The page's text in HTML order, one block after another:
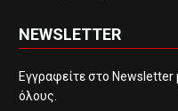
NEWSLETTER
Εγγραφείτε στο Newsletter
όλους.